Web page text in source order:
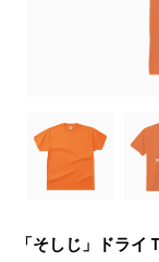
「そしじ」ドラ